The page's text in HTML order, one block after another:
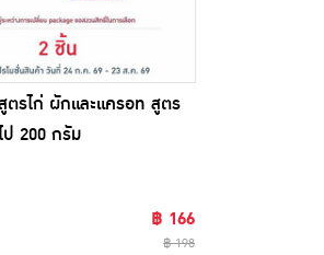
ตรไก่ ผักและแครอท สูตร
ป 200 กรัม
฿ 166
฿ 198